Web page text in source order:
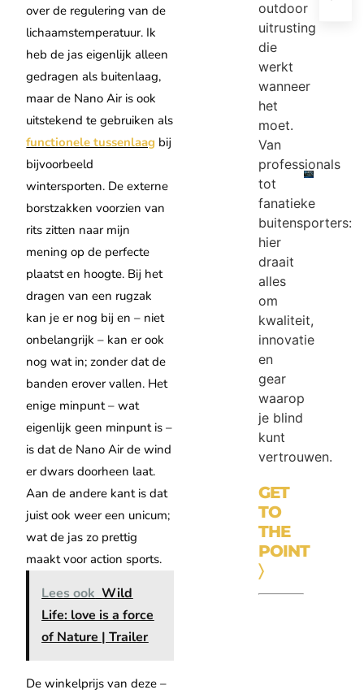
over de regulering van de
lichaamstemperatuur. Ik
heb de jas eigenlijk alleen
gedragen als buitenlaag,
maar de Nano Air is ook
uitstekend te gebruiken als
functionele tussenlaag bij
bijvoorbeeld
wintersporten. De externe
borstzakken voorzien van
rits zitten naar mijn
mening op de perfecte
plaatst en hoogte. Bij het
dragen van een rugzak
kan je er nog bij en – niet
onbelangrijk – kan er ook
nog wat in; zonder dat de
banden erover vallen. Het
enige minpunt – wat
eigenlijk geen minpunt is –
is dat de Nano Air de wind
er dwars doorheen laat.
Aan de andere kant is dat
juist ook weer een unicum;
wat de jas zo prettig
maakt voor action sports.
Lees ook Wild
Life: love is a force
of Nature | Trailer
De winkelprijs van deze –
outdoor
uitrusting
die
werkt
wanneer
het
moet.
Van
professionals
tot
fanatieke
buitensporters:
hier
draait
alles
om
kwaliteit,
innovatie
en
gear
waarop
je blind
kunt
vertrouwen.
GET
TO
THE
POINT
〉